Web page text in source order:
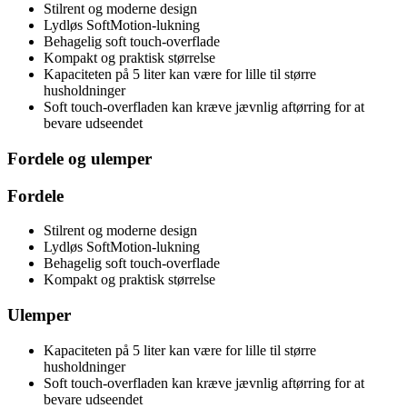
Stilrent og moderne design
Lydløs SoftMotion-lukning
Behagelig soft touch-overflade
Kompakt og praktisk størrelse
Kapaciteten på 5 liter kan være for lille til større
husholdninger
Soft touch-overfladen kan kræve jævnlig aftørring for at
bevare udseendet
Fordele og ulemper
Fordele
Stilrent og moderne design
Lydløs SoftMotion-lukning
Behagelig soft touch-overflade
Kompakt og praktisk størrelse
Ulemper
Kapaciteten på 5 liter kan være for lille til større
husholdninger
Soft touch-overfladen kan kræve jævnlig aftørring for at
bevare udseendet